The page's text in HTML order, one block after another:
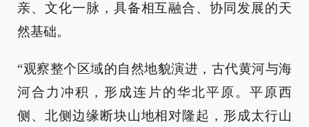
亲、文化一脉，具备相互融合、协同发展的天
然基础。
“观察整个区域的自然地貌演进，古代黄河与海
河合力冲积，形成连片的华北平原。平原西
侧、北侧边缘断块山地相对隆起，形成太行山